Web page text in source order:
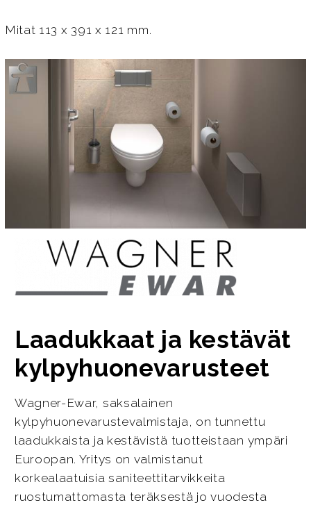
Mitat 113 x 391 x 121 mm.
Laadukkaat ja kestävät
kylpyhuonevarusteet
Wagner-Ewar, saksalainen
kylpyhuonevarustevalmistaja, on tunnettu
laadukkaista ja kestävistä tuotteistaan ympäri
Euroopan. Yritys on valmistanut
korkealaatuisia saniteettitarvikkeita
ruostumattomasta teräksestä jo vuodesta